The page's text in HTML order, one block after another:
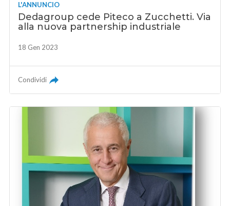
L'ANNUNCIO
Dedagroup cede Piteco a Zucchetti. Via
alla nuova partnership industriale
18 Gen 2023
Condividi